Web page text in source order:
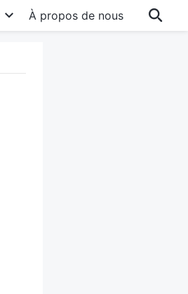
À propos de nous